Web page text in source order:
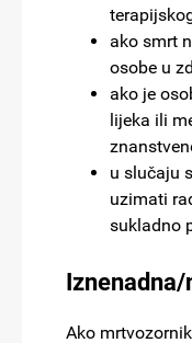
ako smrt
osobe u
ako je
lijeka ili
u slučaju
uzimati
sukladno
Ako